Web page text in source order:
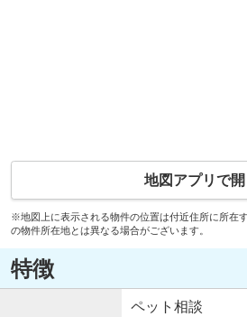
地図アプリで開
※地図上に表示される物件の位置は付近住所に所在
の物件所在地とは異なる場合がございます。
特徴
ペット相談